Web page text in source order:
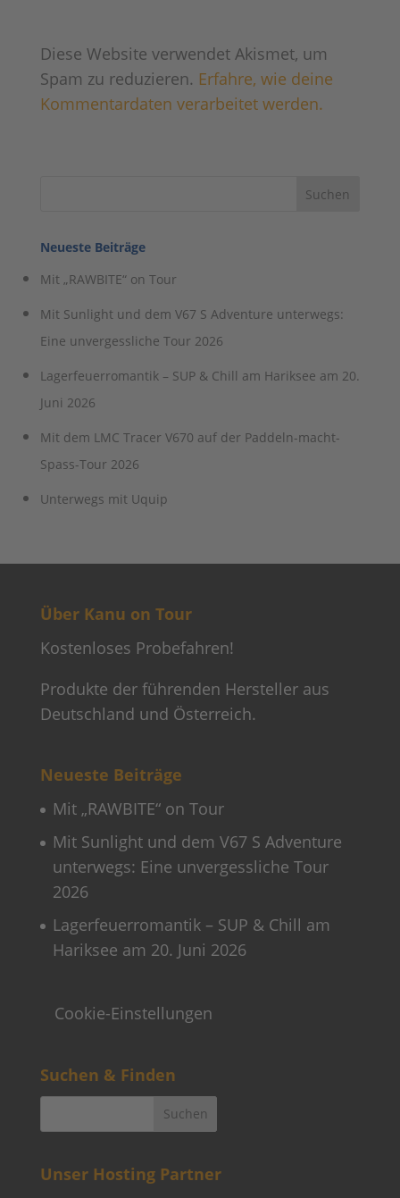
Diese Website verwendet Akismet, um
Spam zu reduzieren. Erfahre, wie deine
Kommentardaten verarbeitet werden.
Neueste Beiträge
Mit „RAWBITE“ on Tour
Mit Sunlight und dem V67 S Adventure unterwegs:
Eine unvergessliche Tour 2026
Lagerfeuerromantik – SUP & Chill am Hariksee am 20.
Juni 2026
Mit dem LMC Tracer V670 auf der Paddeln-macht-
Spass-Tour 2026
Unterwegs mit Uquip
Über Kanu on Tour
Kostenloses Probefahren!
Produkte der führenden Hersteller aus
Deutschland und Österreich.
Neueste Beiträge
Mit „RAWBITE“ on Tour
Mit Sunlight und dem V67 S Adventure
unterwegs: Eine unvergessliche Tour
2026
Lagerfeuerromantik – SUP & Chill am
Hariksee am 20. Juni 2026
Cookie-Einstellungen
Suchen & Finden
Unser Hosting Partner